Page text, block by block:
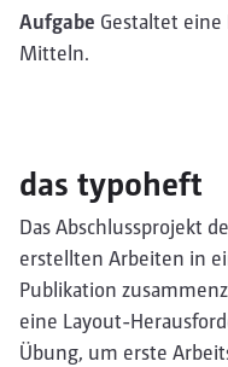
Aufgabe Gestaltet
Mitteln.
das typoheft
Das Abschlussprojekt
erstellten Arbeiten in
Publikation
eine Layout-
Übung, um erste